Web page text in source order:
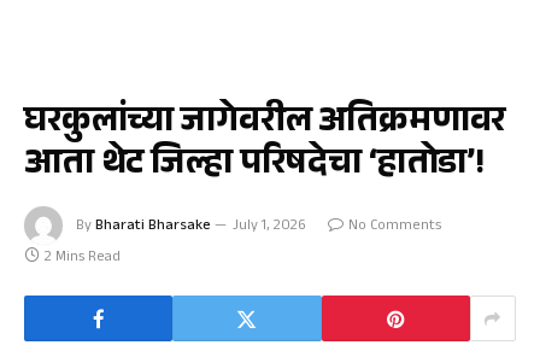
घरकुलांच्या जागेवरील अतिक्रमणावर
आता थेट जिल्हा परिषदेचा ‘हातोडा’!
ByBharati Bharsake July 1, 2026
No Comments
2 Mins Read